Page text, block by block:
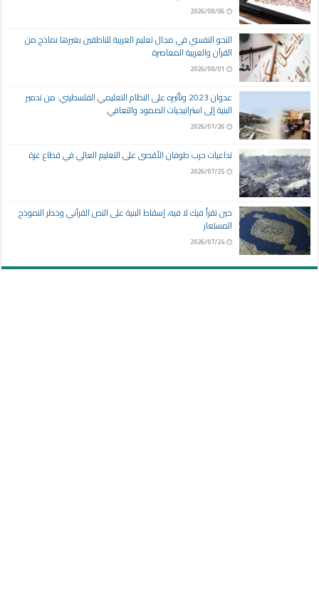
2026/08/06
النحو النفسي في مجال تعليم العربية للناطقين بغيرها نماذج من
القرآن والعربية المعاصرة
2026/08/01
عدوان 2023 وتأثيره على النظام التعليمي الفلسطيني: من تدمير
البنية إلى استراتيجيات الصمود والتعافي
2026/07/26
تداعيات حرب طوفان الأقصى على التعليم العالي في قطاع غزة
2026/07/25
حين تقرأ فيك لا فيه، إسقاط البنية على النص القرآني وخطر النموذج
المستعار
2026/07/24